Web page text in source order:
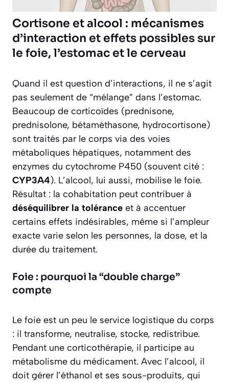
Cortisone et alcool : mécanismes
d’interaction et effets possibles sur
le foie, l’estomac et le cerveau
Quand il est question d’interactions, il ne s’agit
pas seulement de “mélange” dans l’estomac.
Beaucoup de corticoïdes (prednisone,
prednisolone, bétaméthasone, hydrocortisone)
sont traités par le corps via des voies
métaboliques hépatiques, notamment des
enzymes du cytochrome P450 (souvent cité :
CYP3A4). L’alcool, lui aussi, mobilise le foie.
Résultat : la cohabitation peut contribuer à
déséquilibrer la tolérance et à accentuer
certains effets indésirables, même si l’ampleur
exacte varie selon les personnes, la dose, et la
durée du traitement.
Foie : pourquoi la “double charge”
compte
Le foie est un peu le service logistique du corps
: il transforme, neutralise, stocke, redistribue.
Pendant une corticothérapie, il participe au
métabolisme du médicament. Avec l’alcool, il
doit gérer l’éthanol et ses sous-produits, qui